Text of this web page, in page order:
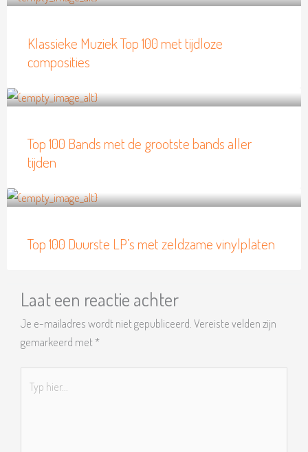
Klassieke Muziek Top 100 met tijdloze
composities
Top 100 Bands met de grootste bands aller
tijden
Top 100 Duurste LP’s met zeldzame vinylplaten
Laat een reactie achter
Je e-mailadres wordt niet gepubliceerd. Vereiste velden zijn
gemarkeerd met*
hier...